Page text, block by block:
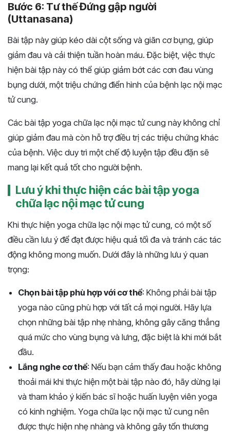
Bước 6: Tư thế Đứng gập người
(Uttanasana)
Bài tập này giúp kéo dài cột sống và giãn cơ bụng, giúp
giảm đau và cải thiện tuần hoàn máu. Đặc biệt, việc thực
hiện bài tập này có thể giúp giảm bớt các cơn đau vùng
bụng dưới, một triệu chứng điển hình của bệnh lạc nội mạc
tử cung.
Các bài tập yoga chữa lạc nội mạc tử cung này không chỉ
giúp giảm đau mà còn hỗ trợ điều trị các triệu chứng khác
của bệnh. Việc duy trì một chế độ luyện tập đều đặn sẽ
mang lại kết quả tốt cho người bệnh.
Lưu ý khi thực hiện các bài tập yoga
chữa lạc nội mạc tử cung
Khi thực hiện yoga chữa lạc nội mạc tử cung, có một số
điều cần lưu ý để đạt được hiệu quả tối đa và tránh các tác
động không mong muốn. Dưới đây là những lưu ý quan
trọng:
Chọn bài tập phù hợp với cơ thể: Không phải bài tập
yoga nào cũng phù hợp với tất cả mọi người. Hãy lựa
chọn những bài tập nhẹ nhàng, không gây căng thẳng
quá mức cho vùng bụng và lưng, đặc biệt là khi mới bắt
đầu.
Lắng nghe cơ thể: Nếu bạn cảm thấy đau hoặc không
thoải mái khi thực hiện một bài tập nào đó, hãy dừng lại
và tham khảo ý kiến bác sĩ hoặc huấn luyện viên yoga
có kinh nghiệm. Yoga chữa lạc nội mạc tử cung nên
được thực hiện nhẹ nhàng và không gây tổn thương